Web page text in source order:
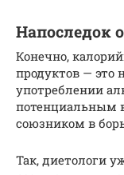
Напоследок
Конечно,
продуктов —
употреблении
потенциальным
союзником в
Так, диетологи